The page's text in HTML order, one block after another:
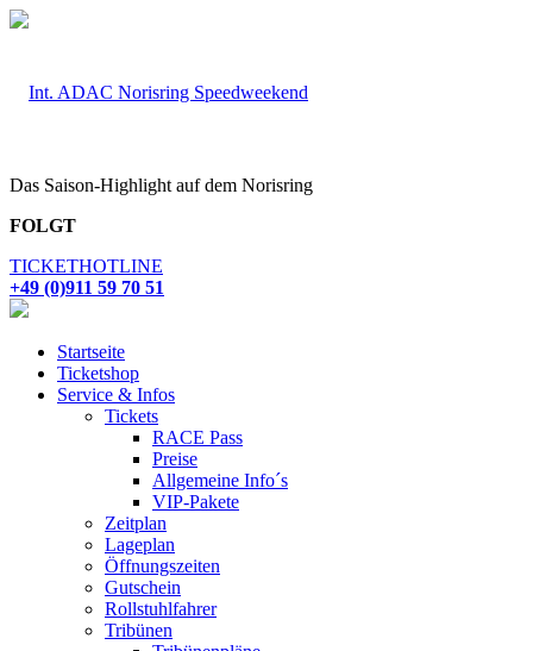
Das Saison-Highlight auf dem Norisring
FOLGT
TICKETHOTLINE
+49 (0)911 59 70 51
Startseite
Ticketshop
Service & Infos
Tickets
RACE Pass
Preise
Allgemeine Info´s
VIP-Pakete
Zeitplan
Lageplan
Öffnungszeiten
Gutschein
Rollstuhlfahrer
Tribünen